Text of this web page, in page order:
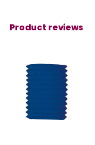
Product reviews